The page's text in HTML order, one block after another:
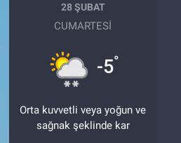
28 ŞUBAT
CUMARTESI
-5°
Orta kuvvetli veya yoğun ve
sağnak şeklinde kar